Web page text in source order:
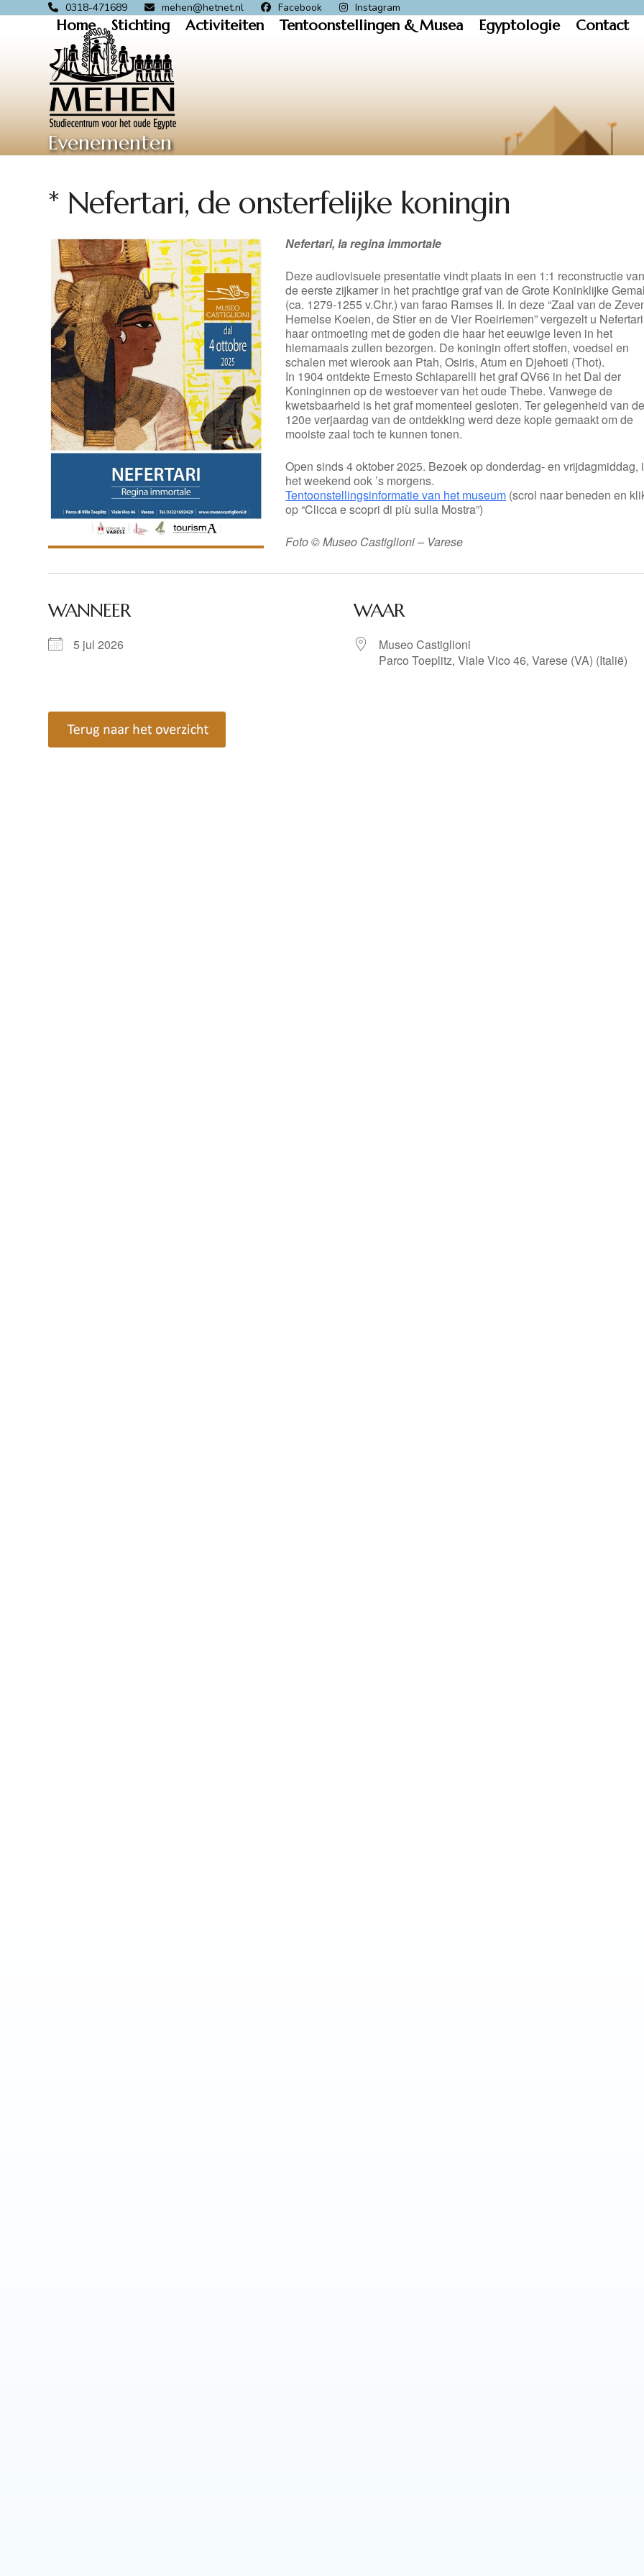
0318-471689 mehen@hetnet.nl Facebook Instagram
Home Stichting Activiteiten Tentoonstellingen & Musea Egyptologie Contact
Evenementen
* Nefertari, de onsterfelijke koningin
Nefertari, la regina immortale
Deze audiovisuele presentatie vindt plaats in een 1:1 reconstructie van
de eerste zijkamer in het prachtige graf van de Grote Koninklijke
(ca. 1279-1255 v.Chr.) van farao Ramses II. In deze “Zaal van de
Hemelse Koeien, de Stier en de Vier Roeiriemen” vergezelt u
haar ontmoeting met de goden die haar het eeuwige leven in het
hiernamaals zullen bezorgen. De koningin offert stoffen, voedsel en
schalen met wierook aan Ptah, Osiris, Atum en Djehoeti (Thot).
In 1904 ontdekte Ernesto Schiaparelli het graf QV66 in het Dal der
Koninginnen op de westoever van het oude Thebe. Vanwege de
kwetsbaarheid is het graf momenteel gesloten. Ter gelegenheid van de
120e verjaardag van de ontdekking werd deze kopie gemaakt om de
mooiste zaal toch te kunnen tonen.
Open sinds 4 oktober 2025. Bezoek op donderdag- en vrijdagmiddag,
het weekend ook ’s morgens.
Tentoonstellingsinformatie van het museum (scrol naar beneden en
op “Clicca e scopri di più sulla Mostra”)
Foto © Museo Castiglioni – Varese
WANNEER
5 jul 2026
WAAR
Museo Castiglioni
Parco Toeplitz, Viale Vico 46, Varese (VA) (Italië)